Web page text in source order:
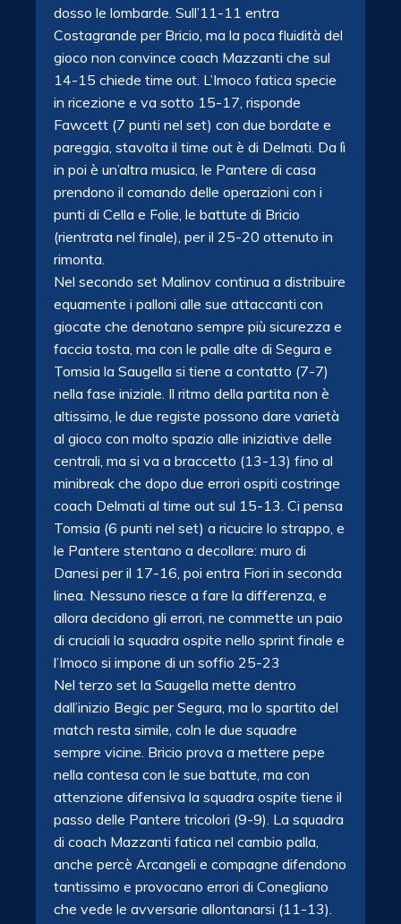
dosso le lombarde. Sull’11-11 entra
Costagrande per Bricio, ma la poca fluidità del
gioco non convince coach Mazzanti che sul
14-15 chiede time out. L’Imoco fatica specie
in ricezione e va sotto 15-17, risponde
Fawcett (7 punti nel set) con due bordate e
pareggia, stavolta il time out è di Delmati. Da lì
in poi è un’altra musica, le Pantere di casa
prendono il comando delle operazioni con i
punti di Cella e Folie, le battute di Bricio
(rientrata nel finale), per il 25-20 ottenuto in
rimonta.
Nel secondo set Malinov continua a distribuire
equamente i palloni alle sue attaccanti con
giocate che denotano sempre più sicurezza e
faccia tosta, ma con le palle alte di Segura e
Tomsia la Saugella si tiene a contatto (7-7)
nella fase iniziale. Il ritmo della partita non è
altissimo, le due registe possono dare varietà
al gioco con molto spazio alle iniziative delle
centrali, ma si va a braccetto (13-13) fino al
minibreak che dopo due errori ospiti costringe
coach Delmati al time out sul 15-13. Ci pensa
Tomsia (6 punti nel set) a ricucire lo strappo, e
le Pantere stentano a decollare: muro di
Danesi per il 17-16, poi entra Fiori in seconda
linea. Nessuno riesce a fare la differenza, e
allora decidono gli errori, ne commette un paio
di cruciali la squadra ospite nello sprint finale e
l’Imoco si impone di un soffio 25-23
Nel terzo set la Saugella mette dentro
dall’inizio Begic per Segura, ma lo spartito del
match resta simile, coln le due squadre
sempre vicine. Bricio prova a mettere pepe
nella contesa con le sue battute, ma con
attenzione difensiva la squadra ospite tiene il
passo delle Pantere tricolori (9-9). La squadra
di coach Mazzanti fatica nel cambio palla,
anche percè Arcangeli e compagne difendono
tantissimo e provocano errori di Conegliano
che vede le avversarie allontanarsi (11-13).